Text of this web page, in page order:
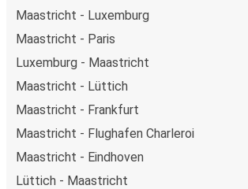
Maastricht - Luxemburg
Maastricht - Paris
Luxemburg - Maastricht
Maastricht - Lüttich
Maastricht - Frankfurt
Maastricht - Flughafen Charleroi
Maastricht - Eindhoven
Lüttich - Maastricht